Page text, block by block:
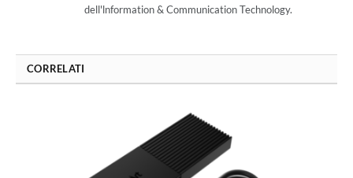
dell'lnformation & Communication Technology.
CORRELATI